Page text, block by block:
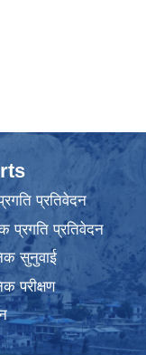
प्रतिवेदन
प्रगति प्रतिवेदन
सुनुवाई
परीक्षण